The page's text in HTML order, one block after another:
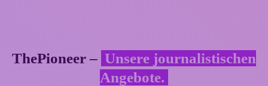
ThePioneer – Unsere journalistischen
Angebote.